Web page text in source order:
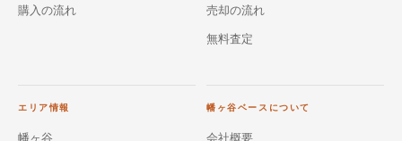
購入の流れ 売却の流れ
無料査定
エリア情報
幡ヶ谷
幡ヶ谷ベースについて
会社概要